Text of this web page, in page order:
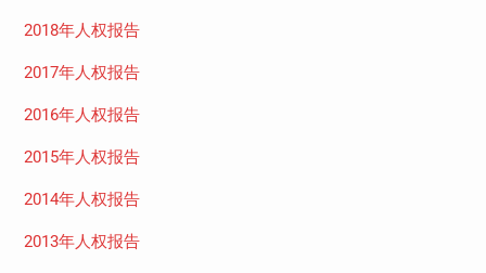
2018年人权报告
2017年人权报告
2016年人权报告
2015年人权报告
2014年人权报告
2013年人权报告